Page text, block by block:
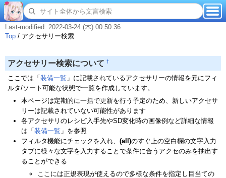
Last-modified: 2022-03-24 (木) 00:50:36
Top / アクセサリー検索
アクセサリー検索について †
ここでは「 装備一覧 」に記載されているアクセサリーの情報を元にフィ
ルタ/ソート可能な状態で一覧を作成しています。
本ページは定期的に一括で更新を行う予定のため、新しいアクセサ
リーは記載されていない可能性があります
各アクセサリのレシピ入手先やSD変化時の画像例など詳細な情報
は「 装備一覧 」を参照
フィルタ機能にチェックを入れ、 (all)のすぐ上の空白欄の文字入力
タブに様々な文字を入力することで条件に合うアクセのみを抽出す
ることができる
ここには正規表現が使えるので多様な条件を指定し目当ての